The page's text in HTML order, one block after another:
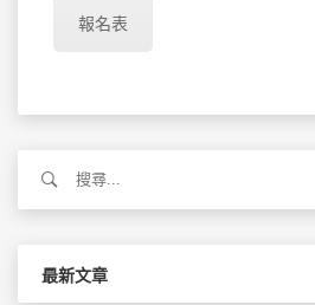
報名表
關
最新文章